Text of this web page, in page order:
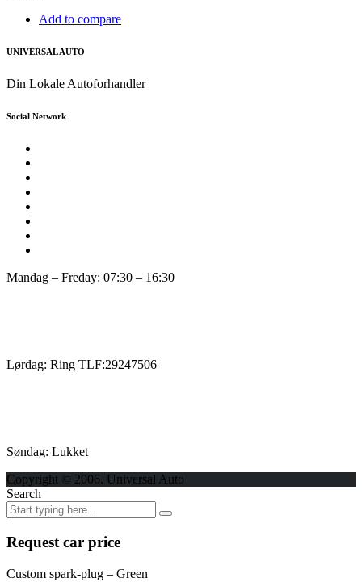
Add to compare
UNIVERSAL AUTO
Din Lokale Autoforhandler
Social Network
Mandag – Freday: 07:30 – 16:30
Lørdag: Ring TLF:29247506
Søndag: Lukket
Copyright © 2006. Universal Auto
Search
Request car price
Custom spark-plug – Green